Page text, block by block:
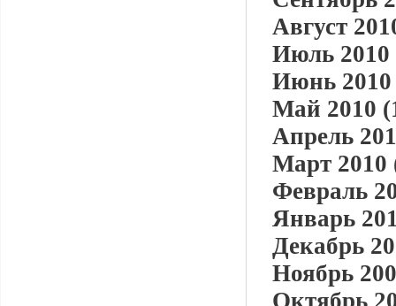
Август
Июль 2010
Июнь 2010
Май 2010
Апрель
Март 2010
Февраль
Январь
Декабрь
Ноябрь
Октябрь